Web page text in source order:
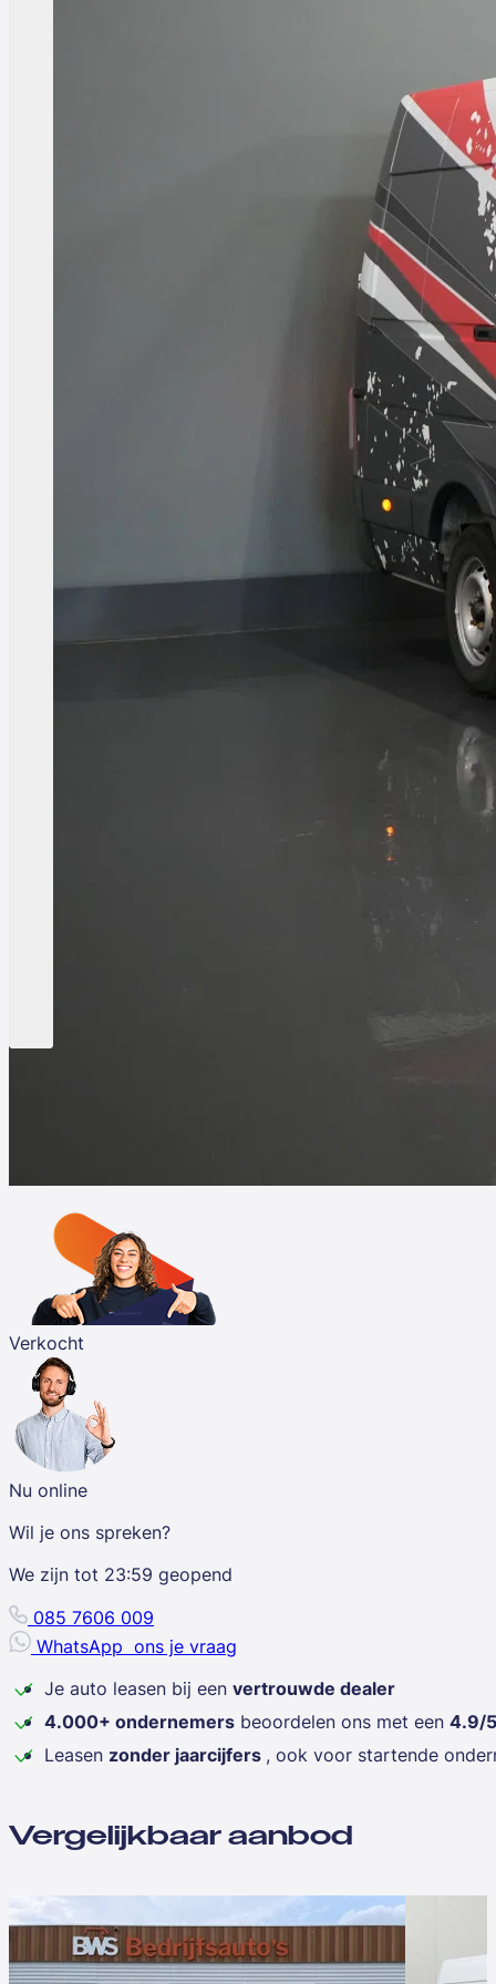
Verkocht
Nu online
Wil je ons spreken?
We zijn tot 23:59 geopend
085 7606 009
WhatsApp ons je vraag
Je auto leasen bij een vertrouwde dealer
4.000+ ondernemers beoordelen ons met een 4.9/5
Leasen zonder jaarcijfers , ook voor startende
Vergelijkbaar aanbod